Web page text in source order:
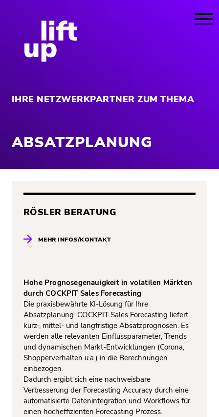
IHRE NETZWERKPARTNER ZUM THEMA
ABSATZPLANUNG
RÖSLER BERATUNG
MEHR INFOS/KONTAKT
Hohe Prognosegenauigkeit in volatilen Märkten
durch COCKPIT Sales Forecasting
Die praxisbewährte KI-Lösung für Ihre
Absatzplanung. COCKPIT Sales Forecasting liefert
kurz-, mittel- und langfristige Absatzprognosen. Es
werden alle relevanten Einflussparameter, Trends
und dynamischen Markt-Entwicklungen (Corona,
Shopperverhalten u.a.) in die Berechnungen
einbezogen.
Dadurch ergibt sich eine nachweisbare
Verbesserung der Forecasting Accuracy durch eine
automatisierte Datenintegration und Workflows für
einen hocheffizienten Forecasting Prozess.